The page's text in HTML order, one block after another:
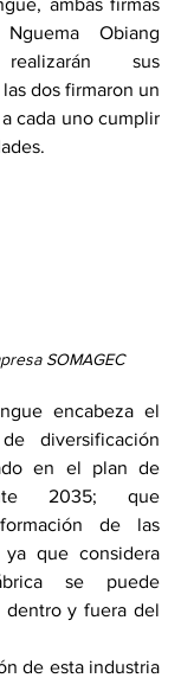
Obiang
sus
dos firmaron un
cada uno cumplir
SOMAGEC
encabeza el
diversificación
en el plan de
2035; que
de las
que considera
se puede
dentro y fuera del
de esta industria